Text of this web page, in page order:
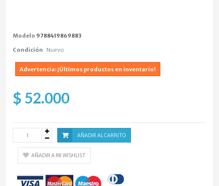
Modelo 9788419869883
Condición Nuevo
Advertencia: ¡Últimos productos en inventario!
$ 52.000
AÑADIR AL CARRITO
AÑADIR A MI WISHLIST